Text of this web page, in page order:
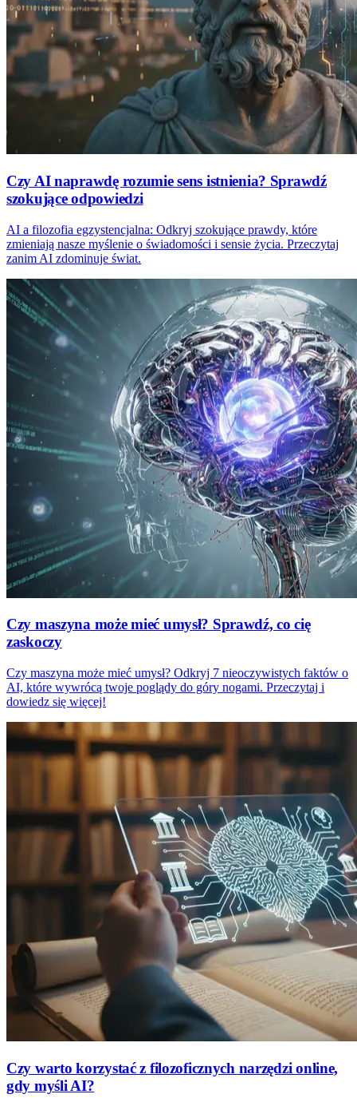
Czy AI naprawdę rozumie sens istnienia? Sprawdź
szokujące odpowiedzi
AI a filozofia egzystencjalna: Odkryj szokujące prawdy, które
zmieniają nasze myślenie o świadomości i sensie życia. Przeczytaj
zanim AI zdominuje świat.
Czy maszyna może mieć umysł? Sprawdź, co cię
zaskoczy
Czy maszyna może mieć umysł? Odkryj 7 nieoczywistych faktów o
AI, które wywrócą twoje poglądy do góry nogami. Przeczytaj i
dowiedz się więcej!
Czy warto korzystać z filozoficznych narzędzi online,
gdy myśli AI?